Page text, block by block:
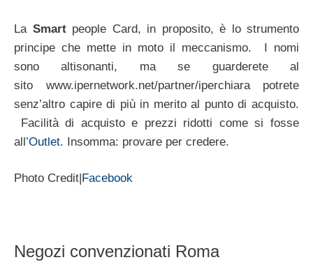
La Smartpeople Card, in proposito, è lo strumento
principe che mette in moto il meccanismo. I nomi
sono altisonanti, ma se guarderete al
sito www.ipernetwork.net/partner/iperchiara potrete
senz’altro capire di più in merito al punto di acquisto.
Facilità di acquisto e prezzi ridotti come si fosse
all’Outlet. Insomma: provare per credere.
Photo Credit| Facebook
Negozi convenzionati Roma